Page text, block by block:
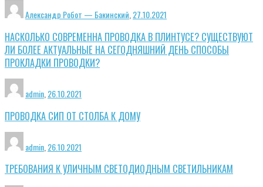
Александр Робот — Бакинский,27.10.2021
НАСКОЛЬКО СОВРЕМЕННА ПРОВОДКА В ПЛИНТУСЕ? СУЩЕСТВУЮТ
ЛИ БОЛЕЕ АКТУАЛЬНЫЕ НА СЕГОДНЯШНИЙ ДЕНЬ СПОСОБЫ
ПРОКЛАДКИ ПРОВОДКИ?
admin 26.10.2021
ПРОВОДКА СИП ОТ СТОЛБА К ДОМУ
admin 26.10.2021
ТРЕБОВАНИЯ К УЛИЧНЫМ СВЕТОДИОДНЫМ СВЕТИЛЬНИКАМ